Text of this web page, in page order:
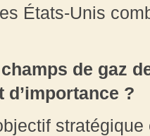
États-Unis
de gaz
d’importance ?